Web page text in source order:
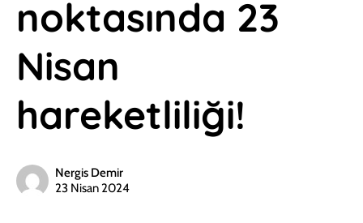
noktasında 23
Nisan
hareketliliği!
Nergis Demir
23 Nisan 2024